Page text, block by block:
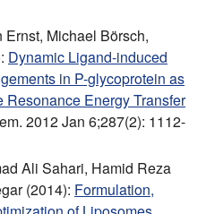
Michael Börsch,
Dynamic Ligand-induced
in P-glycoprotein as
Energy Transfer
2012 Jan 6;287(2): 1112-
Ali Sahari, Hamid Reza
(2014): Formulation,